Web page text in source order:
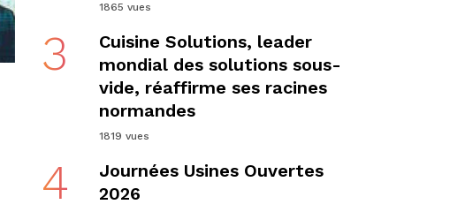
1865 vues
3
Cuisine Solutions, leader
mondial des solutions sous-
vide, réaffirme ses racines
normandes
1819 vues
4
Journées Usines Ouvertes
2026